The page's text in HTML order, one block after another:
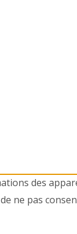
des
ne pas